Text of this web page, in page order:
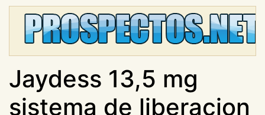
Jaydess 13,5 mg
sistema de liberacion